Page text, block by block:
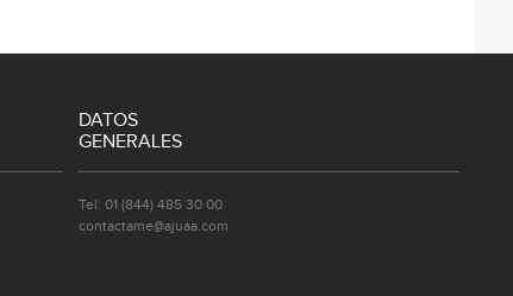
DATOS
GENERALES
Tel: 01 (844) 485 30 00
contactame@ajuaa.com